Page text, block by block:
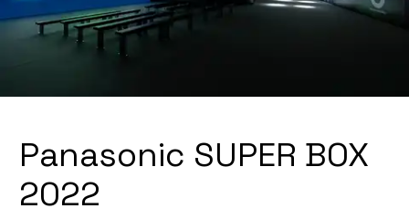
Panasonic SUPER BOX
2022